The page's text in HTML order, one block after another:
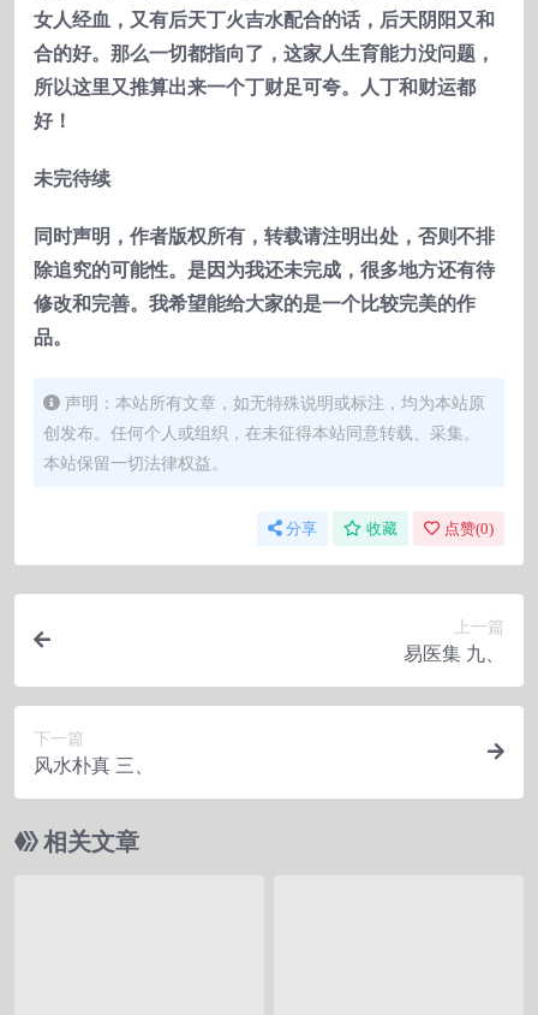
女人经血，又有后天丁火吉水配合的话，后天阴阳又和
合的好。那么一切都指向了，这家人生育能力没问题，
所以这里又推算出来一个丁财足可夸。人丁和财运都
好！
未完待续
同时声明，作者版权所有，转载请注明出处，否则不排
除追究的可能性。是因为我还未完成，很多地方还有待
修改和完善。我希望能给大家的是一个比较完美的作
品。
声明：本站所有文章，如无特殊说明或标注，均为本站原
创发布。任何个人或组织，在未征得本站同意转载、采集。
本站保留一切法律权益。
分享 收藏 点赞(0)
上一篇
易医集 九、
下一篇
风水朴真 三、
相关文章